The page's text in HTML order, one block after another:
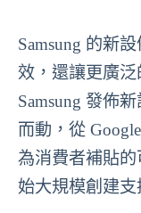
Samsung 的新
效，還讓更廣
Samsung 發佈
而動，從
為消費者補貼
始大規模創建支